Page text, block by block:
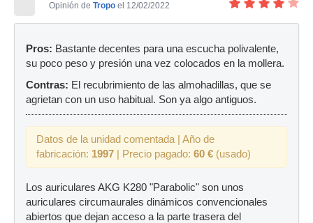
Opinión de Tropo el 12/02/2022
Pros: Bastante decentes para una escucha polivalente,
su poco peso y presión una vez colocados en la mollera.
Contras: El recubrimiento de las almohadillas, que se
agrietan con un uso habitual. Son ya algo antiguos.
Datos de la unidad comentada | Año de
fabricación: 1997 | Precio pagado: 60 € (usado)
Los auriculares AKG K280 "Parabolic" son unos
auriculares circumaurales dinámicos convencionales
abiertos que dejan acceso a la parte trasera del